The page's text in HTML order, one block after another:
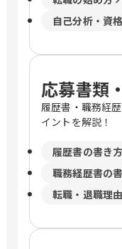
自己分析・資格
応募書類
履歴書・職務経
イントを解説！
履歴書の書き方
職務経歴書の
転職・退職理